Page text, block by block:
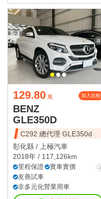
129.80 萬 加入比較
BENZ
GLE350D
C292 總代理 GLE350d
彰化縣 /
上極汽車
2018年 / 117,126km
里程保證
實車實價
友善試車
非多元化營業用車